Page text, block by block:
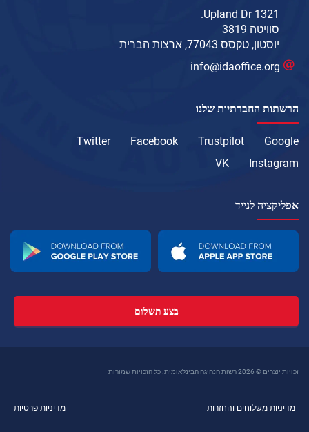
1321 Upland Dr.
סוויטה 3819
יוסטון, טקסס 77043, ארצות הברית
info@idaoffice.org
הרשתות החברתיות שלנו
Google
Trustpilot
Facebook
Twitter
Instagram
VK
אפליקציה לנייד
בצע תשלום
זכויות יוצרים © 2026 רשות הנהיגה הבינלאומית. כל הזכויות שמורות
מדיניות משלוחים והחזרות מדיניות פרטיות